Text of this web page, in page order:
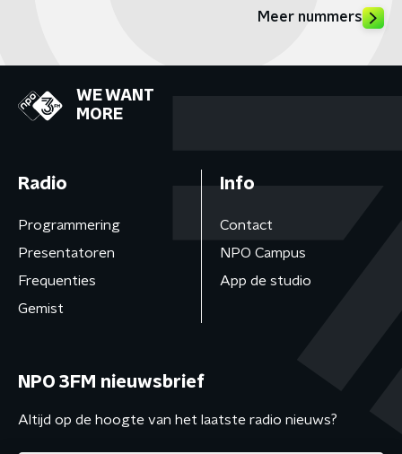
Meer nummers
WE WANT
MORE
Radio
Programmering
Presentatoren
Frequenties
Gemist
Info
Contact
NPO Campus
App de studio
NPO 3FM nieuwsbrief
Altijd op de hoogte van het laatste radio nieuws?